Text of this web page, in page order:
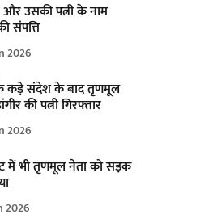
और उसकी पत्नी के नाम
संपत्ति
2026
कड़े संदेश के बाद तृणमूल
की पत्नी गिरफ्तार
2026
में भी तृणमूल नेता को सड़क
2026